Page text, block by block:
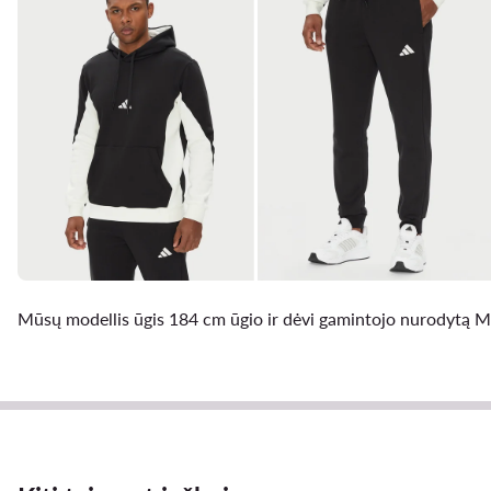
Mūsų modellis ūgis 184 cm ūgio ir dėvi gamintojo nurodytą